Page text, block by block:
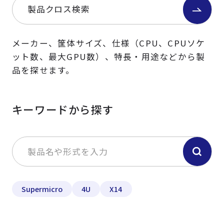
製品クロス検索
メーカー、筐体サイズ、仕様（CPU、CPUソケ
ット数、最大GPU数）、特長・用途などから製
品を探せます。
キーワードから探す
Supermicro 4U X14